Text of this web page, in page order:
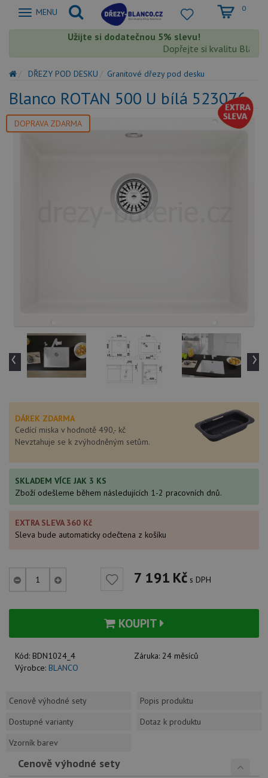
Zobrazit
MENU 0
Užijte si dodatečnou 5% slevu!
Dopřejte si kvalitu Blanco
DŘEZY POD DESKU Granitové dřezy pod desku
Blanco ROTAN 500 U bílá 523076
DOPRAVA ZDARMA
‹ ›
DÁREK ZDARMA
Cedící miska v hodnotě 490,- kč
Nevztahuje se k zvýhodněným setům.
SKLADEM VÍCE JAK 3 KS
Zboží odešleme během následujících 1-2 pracovních dnů.
EXTRA SLEVA 360 Kč
Sleva bude automaticky odečtena z košíku
7 191 Kč s DPH
KOUPIT
Kód: BDN1024_4 Záruka: 24 měsíců
Výrobce: BLANCO
Cenově výhodné sety
Popis produktu
Dostupné varianty
Dotaz k produktu
Vzorník barev
Cenově výhodné sety